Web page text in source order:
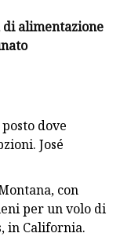
di alimentazione
dove
José
con
per un volo di
in California.